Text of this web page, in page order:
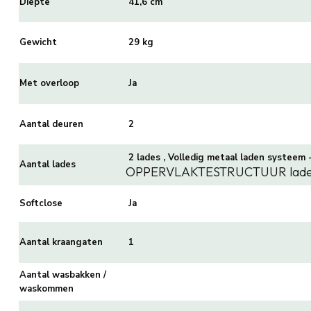
Gewicht 29 kg
Met overloop Ja
Aantal deuren 2
Aantal lades
2 lades , Volledig metaal laden systeem
OPPERVLAKTESTRUCTUUR
Softclose Ja
Aantal kraangaten 1
Aantal wasbakken /
waskommen